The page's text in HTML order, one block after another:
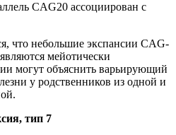
CAG20 ассоциирован с
что небольшие экспансии CAG-
мейотически
могут объяснить варьирующий
у родственников из одной и
тип 7